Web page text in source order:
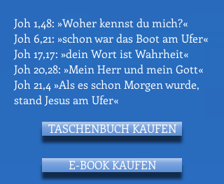
Joh 1,48: »Woher kennst du mich?«
Joh 6,21: »schon war das Boot am Ufer«
Joh 17,17: »dein Wort ist Wahrheit«
Joh 20,28: »Mein Herr und mein Gott«
Joh 21,4 »Als es schon Morgen wurde,
stand Jesus am Ufer«
TASCHENBUCH KAUFEN
E-BOOK KAUFEN